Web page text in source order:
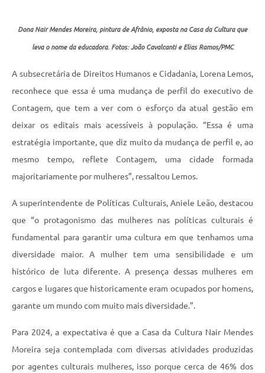
Dona Nair Mendes Moreira, pintura de Afrânio, exposta na Casa da Cultura que
leva o nome da educadora. Fotos: João Cavalcanti e Elias Ramos/PMC
A subsecretária de Direitos Humanos e Cidadania, Lorena Lemos,
reconhece que essa é uma mudança de perfil do executivo de
Contagem, que tem a ver com o esforço da atual gestão em
deixar os editais mais acessíveis à população. “Essa é uma
estratégia importante, que diz muito da mudança de perfil e, ao
mesmo tempo, reflete Contagem, uma cidade formada
majoritariamente por mulheres”, ressaltou Lemos.
A superintendente de Políticas Culturais, Aniele Leão, destacou
que “o protagonismo das mulheres nas políticas culturais é
fundamental para garantir uma cultura em que tenhamos uma
diversidade maior. A mulher tem uma sensibilidade e um
histórico de luta diferente. A presença dessas mulheres em
cargos e lugares que historicamente eram ocupados por homens,
garante um mundo com muito mais diversidade.”.
Para 2024, a expectativa é que a Casa da Cultura Nair Mendes
Moreira seja contemplada com diversas atividades produzidas
por agentes culturais mulheres, isso porque cerca de 46% dos